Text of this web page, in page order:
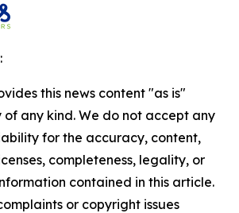
this news content "as is"
any kind. We do not accept any
for the accuracy, content,
completeness, legality, or
contained in this article.
or copyright issues